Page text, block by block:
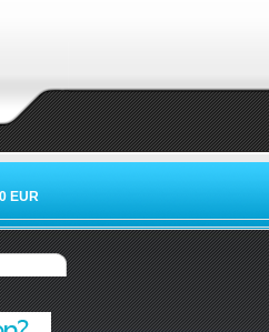
EUR